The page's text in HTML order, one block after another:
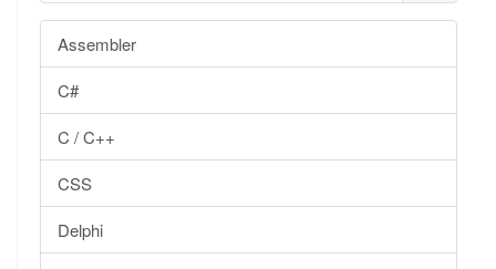
Assembler
C#
C / C++
CSS
Delphi